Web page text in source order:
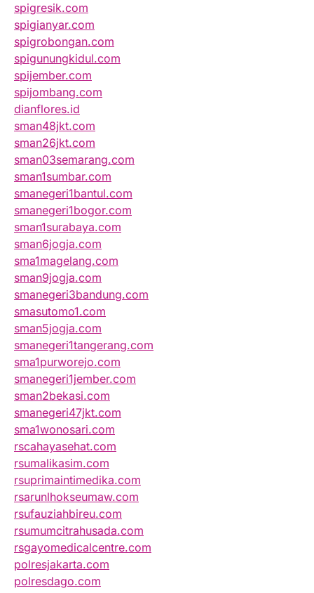
spigresik.com
spigianyar.com
spigrobongan.com
spigunungkidul.com
spijember.com
spijombang.com
dianflores.id
sman48jkt.com
sman26jkt.com
sman03semarang.com
sman1sumbar.com
smanegeri1bantul.com
smanegeri1bogor.com
sman1surabaya.com
sman6jogja.com
sma1magelang.com
sman9jogja.com
smanegeri3bandung.com
smasutomo1.com
sman5jogja.com
smanegeri1tangerang.com
sma1purworejo.com
smanegeri1jember.com
sman2bekasi.com
smanegeri47jkt.com
sma1wonosari.com
rscahayasehat.com
rsumalikasim.com
rsuprimaintimedika.com
rsarunlhokseumaw.com
rsufauziahbireu.com
rsumumcitrahusada.com
rsgayomedicalcentre.com
polresjakarta.com
polresdago.com